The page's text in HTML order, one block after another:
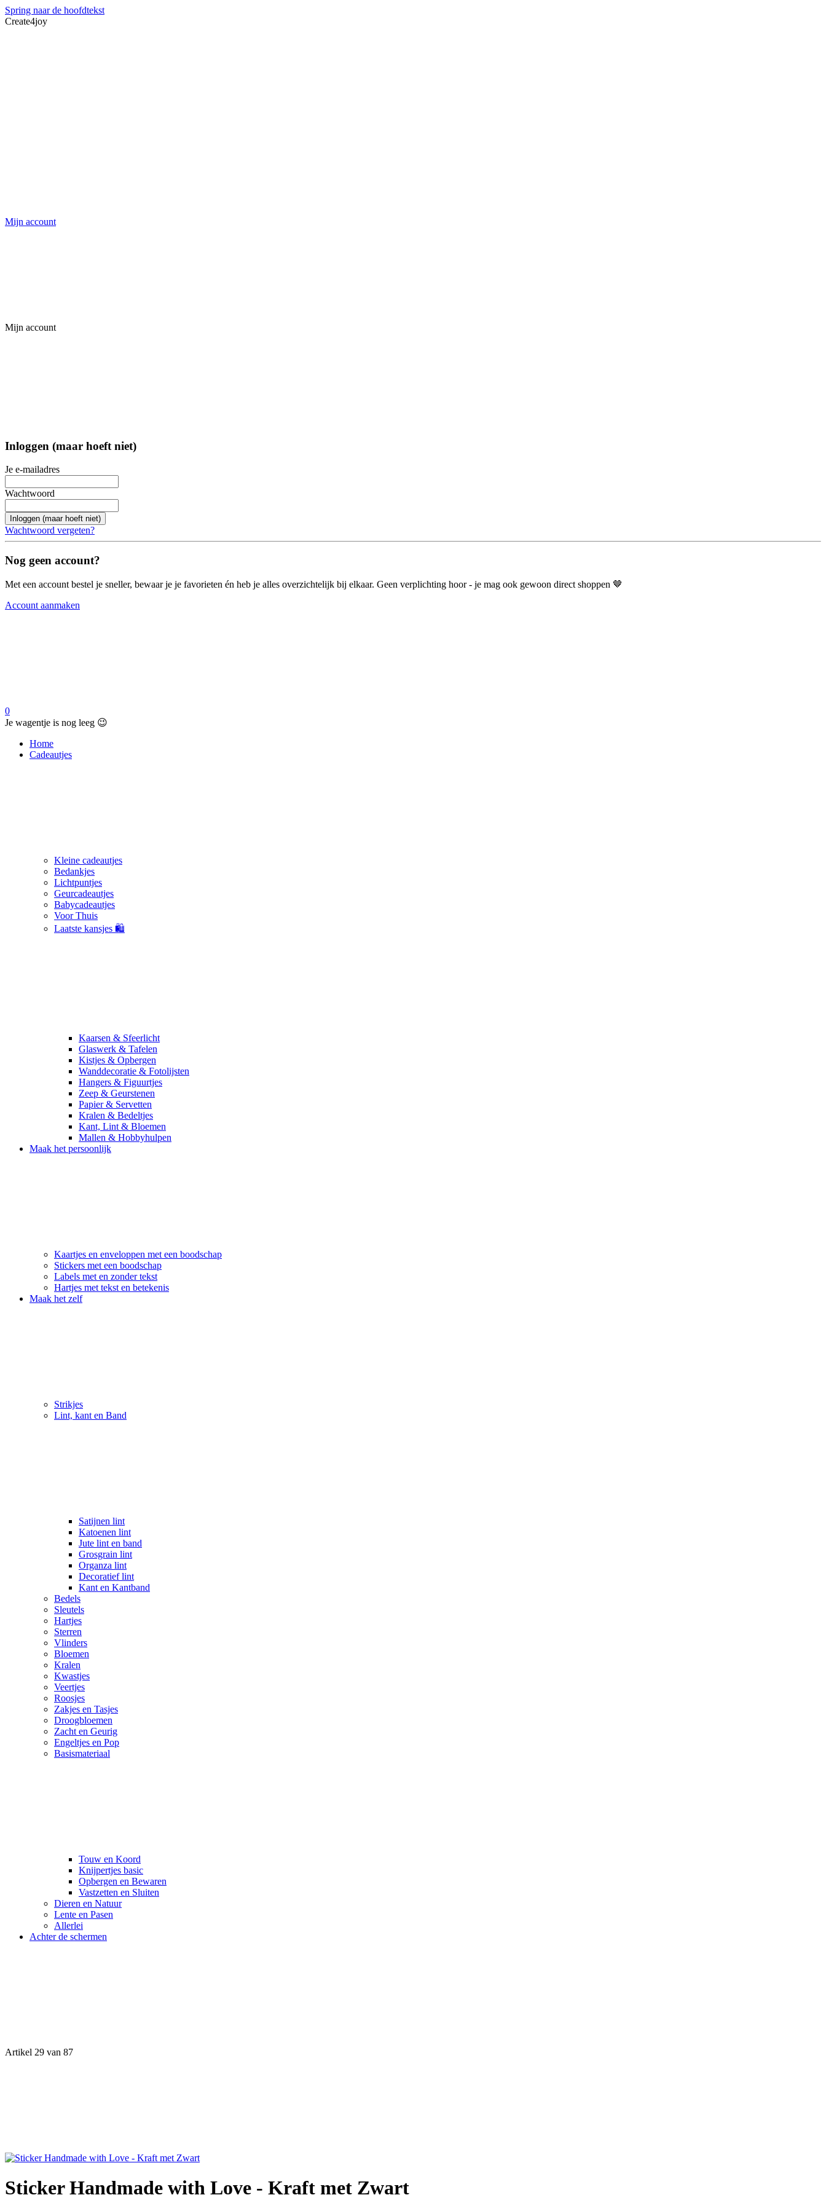
Spring naar de hoofdtekst
Create4joy
Mijn account
Mijn account
Inloggen (maar hoeft niet)
Je e-mailadres
Wachtwoord
Inloggen (maar hoeft niet)
Wachtwoord vergeten?
Nog geen account?
Met een account bestel je sneller, bewaar je je favorieten én heb je alles overzichtelijk bij elkaar. Geen verplichting hoor - je mag ook gewoon direct shoppen 🤎
Account aanmaken
0
Je wagentje is nog leeg 😉
Home
Cadeautjes
Kleine cadeautjes
Bedankjes
Lichtpuntjes
Geurcadeautjes
Babycadeautjes
Voor Thuis
Laatste kansjes 🛍️
Kaarsen & Sfeerlicht
Glaswerk & Tafelen
Kistjes & Opbergen
Wanddecoratie & Fotolijsten
Hangers & Figuurtjes
Zeep & Geurstenen
Papier & Servetten
Kralen & Bedeltjes
Kant, Lint & Bloemen
Mallen & Hobbyhulpen
Maak het persoonlijk
Kaartjes en enveloppen met een boodschap
Stickers met een boodschap
Labels met en zonder tekst
Hartjes met tekst en betekenis
Maak het zelf
Strikjes
Lint, kant en Band
Satijnen lint
Katoenen lint
Jute lint en band
Grosgrain lint
Organza lint
Decoratief lint
Kant en Kantband
Bedels
Sleutels
Hartjes
Sterren
Vlinders
Bloemen
Kralen
Kwastjes
Veertjes
Roosjes
Zakjes en Tasjes
Droogbloemen
Zacht en Geurig
Engeltjes en Pop
Basismateriaal
Touw en Koord
Knijpertjes basic
Opbergen en Bewaren
Vastzetten en Sluiten
Dieren en Natuur
Lente en Pasen
Allerlei
Achter de schermen
Artikel 29 van 87
Sticker Handmade with Love - Kraft met Zwart